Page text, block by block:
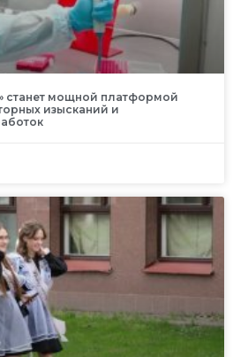
станет мощной платформой
изысканий и